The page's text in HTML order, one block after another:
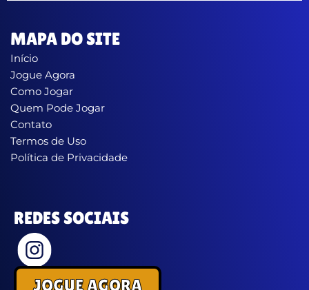
MAPA DO SITE
Início
Jogue Agora
Como Jogar
Quem Pode Jogar
Contato
Termos de Uso
Política de Privacidade
REDES SOCIAIS
JOGUE AGORA